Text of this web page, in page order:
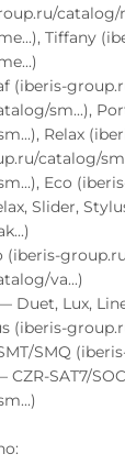
catalog/
Tiffany
(iberis-
sm...),
Relax
catalog/
Eco
Slider,
va...)
Lux,
(iberis-
SMQ
SAT7/